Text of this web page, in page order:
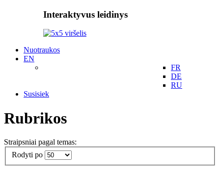
Interaktyvus leidinys
Nuotraukos
EN
FR
DE
RU
Susisiek
Rubrikos
Straipsniai pagal temas:
Rodyti po